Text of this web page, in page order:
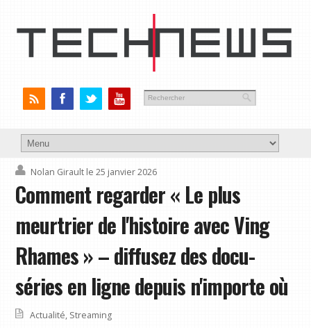
Nolan Girault le 25 janvier 2026
Comment regarder « Le plus
meurtrier de l'histoire avec Ving
Rhames » – diffusez des docu-
séries en ligne depuis n'importe où
Actualité, Streaming